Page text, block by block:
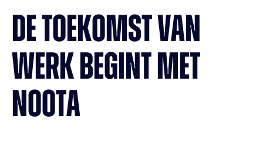
DE TOEKOMST VAN
WERK BEGINT MET
NOOTA